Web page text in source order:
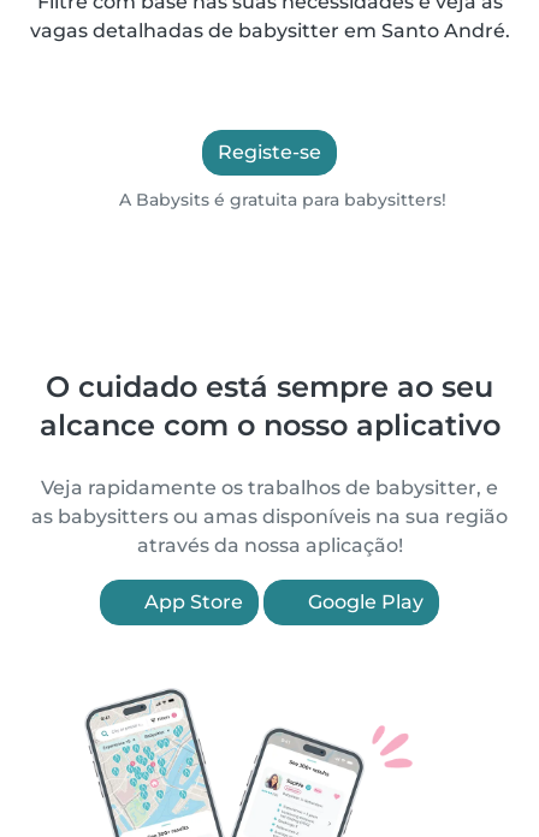
vagas detalhadas de babysitter em Santo André.
Registe-se
A Babysits é gratuita para babysitters!
O cuidado está sempre ao seu
alcance com o nosso aplicativo
Veja rapidamente os trabalhos de babysitter, e
as babysitters ou amas disponíveis na sua região
através da nossa aplicação!
App Store Google Play